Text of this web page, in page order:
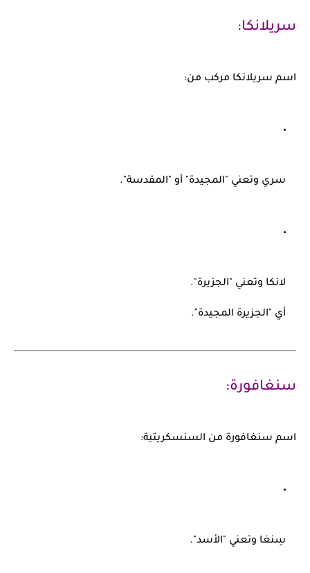
سريلانكا:
اسم سريلانكا مركب من:
سري وتعني "المجيدة" أو "المقدسة".
لانكا وتعني "الجزيرة".
أي "الجزيرة المجيدة".
سنغافورة:
اسم سنغافورة من السنسكريتية:
سِنغا وتعني "الأسد".